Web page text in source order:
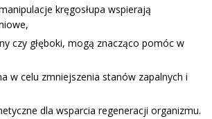
kręgosłupa wspierają
czy głęboki, mogą znacząco pomóc w
w celu zmniejszenia stanów zapalnych i
dla wsparcia regeneracji organizmu.